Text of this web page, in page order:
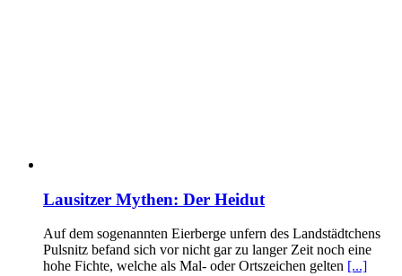
Lausitzer Mythen: Der Heidut
Auf dem sogenannten Eierberge unfern des Landstädtchens
Pulsnitz befand sich vor nicht gar zu langer Zeit noch eine
hohe Fichte, welche als Mal- oder Ortszeichen gelten [...]